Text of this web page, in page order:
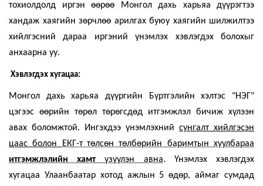
тохиолдолд иргэн өөрөө Монгол дахь харьяа дүүрэгтээ
хандаж хаягийн зөрчлөө арилгах буюу хаягийн шилжилтээ
хийлгэсний дараа иргэний үнэмлэх хэвлэгдэх болохыг
анхаарна уу.
Хэвлэгдэх хугацаа:
Монгол дахь харьяа дүүргийн Бүртгэлийн хэлтэс "НЭГ"
цэгээс өөрийн төрөл төрөгсдөд итгэмжлэл бичиж хүлээн
авах боломжтой. Ингэхдээ үнэмлэхний сунгалт хийлгэсэн
цаас болон ЕКГ-т төлсөн төлбөрийн баримтын хуулбараа
итгэмжлэлийн хамтүзүүлэн авна. Үнэмлэх хэвлэгдэх
хугацаа Улаанбаатар хотод ажлын 5 өдөр, аймаг сумдад